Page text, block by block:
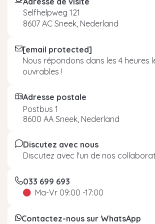
Selfhelpweg 121
8607 AC Sneek, Nederland
[email protected]
Nous répondons dans les 4 heures
ouvrables !
Adresse postale
Postbus 1
8600 AA Sneek, Nederland
Discutez avec nous
Discutez avec l'un de nos
033 699 693
Ma-Vr 09:00 -17:00
Contactez-nous sur WhatsApp